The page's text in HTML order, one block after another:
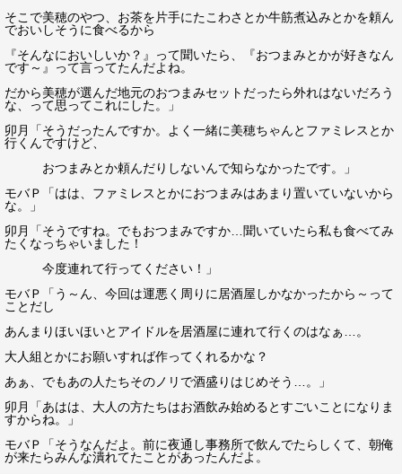
そこで美穂のやつ、お茶を片手にたこわさとか牛筋煮込みとかを頼ん
でおいしそうに食べるから
『そんなにおいしいか？』って聞いたら、『おつまみとかが好きなん
です～』って言ってたんだよね。
だから美穂が選んだ地元のおつまみセットだったら外れはないだろう
な、って思ってこれにした。」
卯月「そうだったんですか。よく一緒に美穂ちゃんとファミレスとか
行くんですけど、
おつまみとか頼んだりしないんで知らなかったです。」
モバＰ「はは、ファミレスとかにおつまみはあまり置いていないから
な。」
卯月「そうですね。でもおつまみですか…聞いていたら私も食べてみ
たくなっちゃいました！
今度連れて行ってください！」
モバＰ「う～ん、今回は運悪く周りに居酒屋しかなかったから～って
ことだし
あんまりほいほいとアイドルを居酒屋に連れて行くのはなぁ…。
大人組とかにお願いすれば作ってくれるかな？
あぁ、でもあの人たちそのノリで酒盛りはじめそう…。」
卯月「あはは、大人の方たちはお酒飲み始めるとすごいことになりま
すからね。」
モバＰ「そうなんだよ。前に夜通し事務所で飲んでたらしくて、朝俺
が来たらみんな潰れてたことがあったんだよ。